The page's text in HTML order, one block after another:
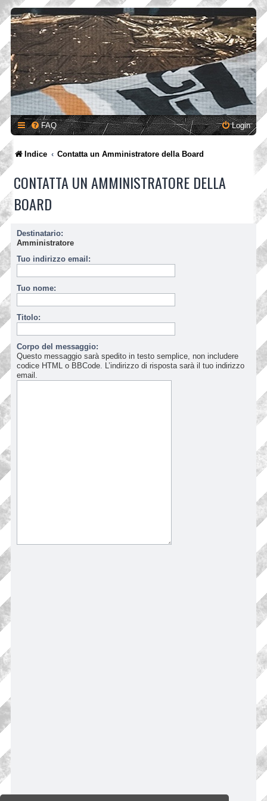
FAQ Login
Indice Contatta un Amministratore della Board
CONTATTA UN AMMINISTRATORE DELLA
BOARD
Destinatario:
Amministratore
Tuo indirizzo email:
Tuo nome:
Titolo:
Corpo del messaggio:
Questo messaggio sarà spedito in testo semplice, non includere
codice HTML o BBCode. L’indirizzo di risposta sarà il tuo indirizzo
email.